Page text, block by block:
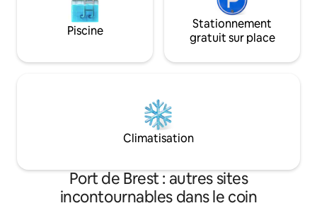
Piscine
Stationnement
gratuit sur place
Climatisation
Port de Brest : autres sites
incontournables dans le coin